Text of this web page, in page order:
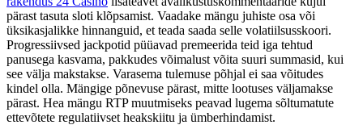
pärast tasuta sloti klõpsamist. Vaadake mängu juhiste osa või
üksikasjalikke hinnanguid, et teada saada selle volatiilsusskoori.
Progressiivsed jackpotid püüavad premeerida teid iga tehtud
panusega kasvama, pakkudes võimalust võita suuri summasid, kui
see välja makstakse. Varasema tulemuse põhjal ei saa võitudes
kindel olla. Mängige põnevuse pärast, mitte lootuses väljamakse
pärast. Hea mängu RTP muutmiseks peavad lugema sõltumatute
ettevõtete regulatiivset heakskiitu ja ümberhindamist.